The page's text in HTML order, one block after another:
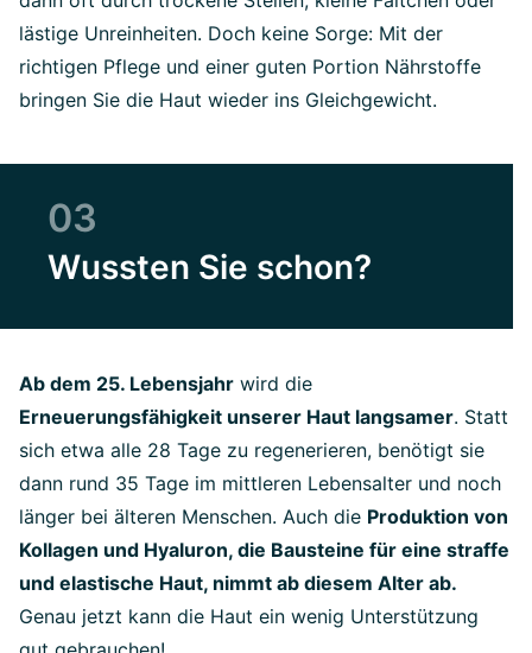
lästige Unreinheiten. Doch keine Sorge: Mit der
richtigen Pflege und einer guten Portion Nährstoffe
bringen Sie die Haut wieder ins Gleichgewicht.
03
Wussten Sie schon?
Ab dem 25. Lebensjahr wird die
Erneuerungsfähigkeit unserer Haut langsamer. Statt
sich etwa alle 28 Tage zu regenerieren, benötigt sie
dann rund 35 Tage im mittleren Lebensalter und noch
länger bei älteren Menschen. Auch die Produktion von
Kollagen und Hyaluron, die Bausteine für eine straffe
und elastische Haut, nimmt ab diesem Alter ab.
Genau jetzt kann die Haut ein wenig Unterstützung